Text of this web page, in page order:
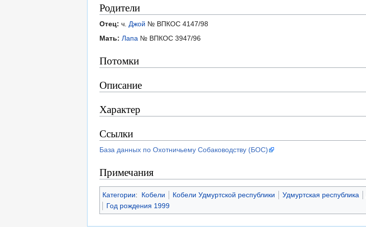
Родители
Отец: ч. Джой № ВПКОС 4147/98
Мать: Лапа № ВПКОС 3947/96
Потомки
Описание
Характер
Ссылки
База данных по Охотничьему Собаководству (БОС)
Примечания
Категории: Кобели Кобели Удмуртской республики Удмуртская республика
Год рождения 1999